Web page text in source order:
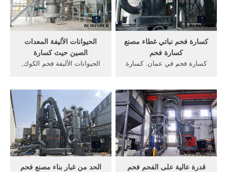
فحم الكوك الأس
معدات كسارات الحجارة
البرازيل آلات سحق الحجارة
سعر الجوال .
الحيوانات الأليفة المعدات
الصين حيث كسارة
الحيوانات الأليفة فحم الكوك,
آلة . [الدردشة على الانترنت]
فحم الكوك المخروط كسارة
الفك مصغرة التكلفة السعر في
فيتنامget price
كسارة فحم نباتي غطاء مصنع
كسارة فحم
كسارة فحم في عمان. كسارة
الكوك من الفحم في الصين لا
كسارة المطلوبة في مصنع
للاسمنت انتعاش المعدنية كيس
فلتر تستخدم في مصنع حقن
الفحم آلة التعدين آلة.
الحد من غبار بناء مصنع فحم
قدرة عالية على الفحم فحم